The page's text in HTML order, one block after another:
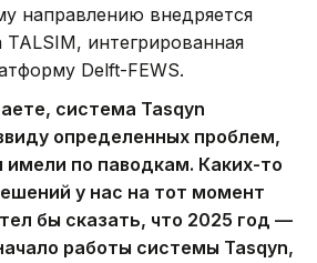
направлению внедряется
интегрированная
Delft-FEWS.
система Tasqyn
определенных проблем,
по паводкам. Каких-то
у нас на тот момент
бы сказать, что 2025 год —
работы системы Tasqyn,